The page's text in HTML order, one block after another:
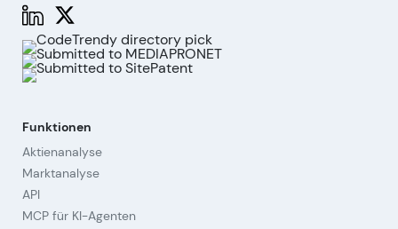
Funktionen
Aktienanalyse
Marktanalyse
API
MCP für KI-Agenten